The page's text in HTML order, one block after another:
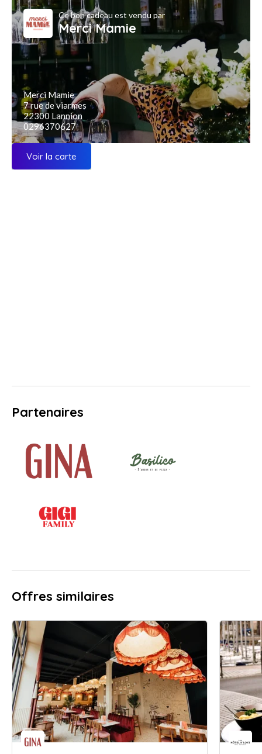
Ce bon cadeau est vendu par
Merci Mamie
Merci Mamie
7 rue de viarmes
22300 Lannion
0296370627
Voir la carte
Partenaires
Offres similaires